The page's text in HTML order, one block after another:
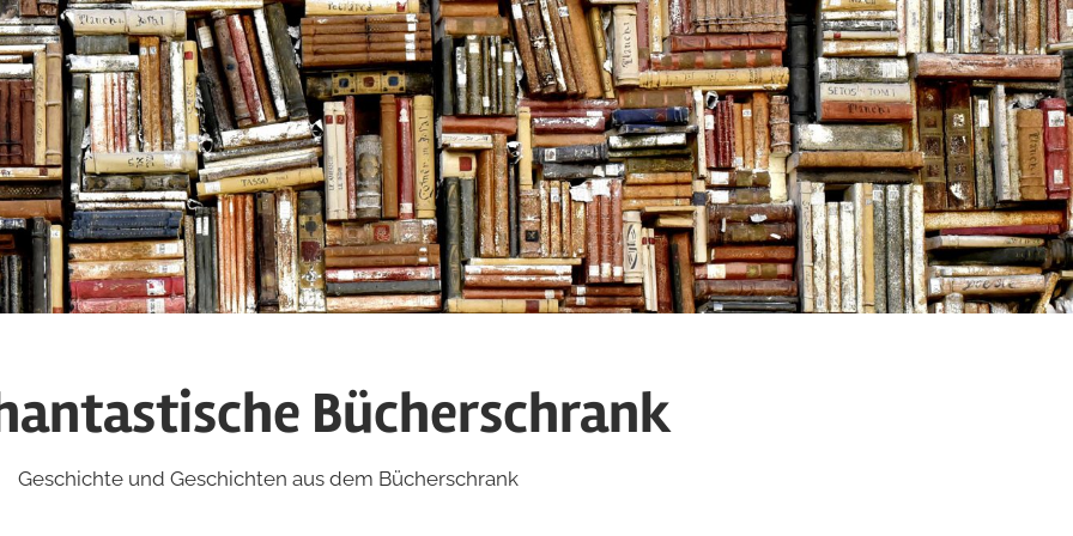
Bücherschrank
Geschichte und Geschichten aus dem Bücherschrank